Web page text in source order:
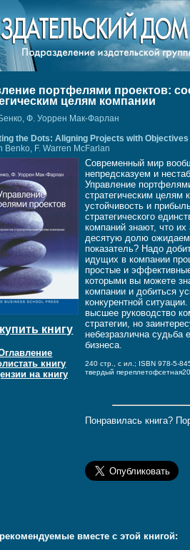
портфелями проектов:
целям компании
Ф. Уоррен Мак-Фарлан
the Dots: Aligning Projects with
Benko, F. Warren McFarlan
книгу
книгу
на книгу
Современный мир
непредсказуем и
Управление
стратегическим целям
устойчивость и
стратегического
компаний знают, что их
десятую долю
показатель? Надо
идущих в компании
простые и
которыми вы можете
компании и добиться
конкурентной
высшее руководство
стратегии, но
небезразлична судьба
бизнеса.
240 стр., с ил.; ISBN 978-5-
твердый переплетофсетная
Понравилась книга?
вместе с этой книгой: